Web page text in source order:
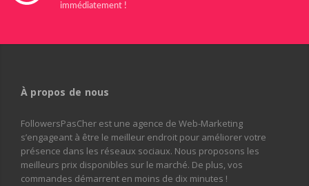
immédiatement !
À propos de nous
FollowersPasCher est une agence de Web-Marketing
s’engageant à être le meilleur endroit pour améliorer votre
présence dans les réseaux sociaux. Nous proposons les
meilleurs prix disponibles sur le marché. De plus, vos
commandes démarrent en moins de dix minutes !